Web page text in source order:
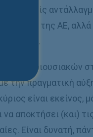
χωρίς
της ΑΕ, αλλά
νέων περιουσιακών
την πραγματική
είναι εκείνος,
να αποκτήσει (και)
Είναι δυνατή,